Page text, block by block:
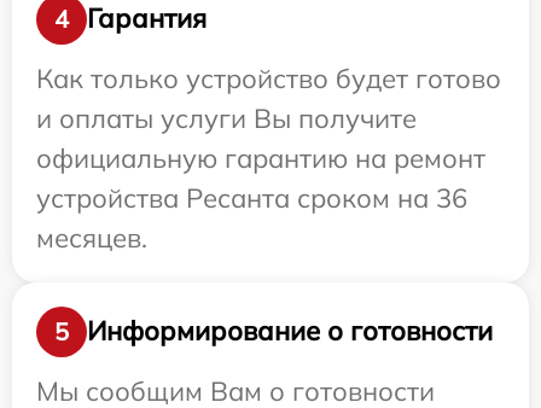
4
Гарантия
Как только устройство будет готово
и оплаты услуги Вы получите
официальную гарантию на ремонт
устройства Ресанта сроком на 36
месяцев.
5
Информирование о готовности
Мы сообщим Вам о готовности